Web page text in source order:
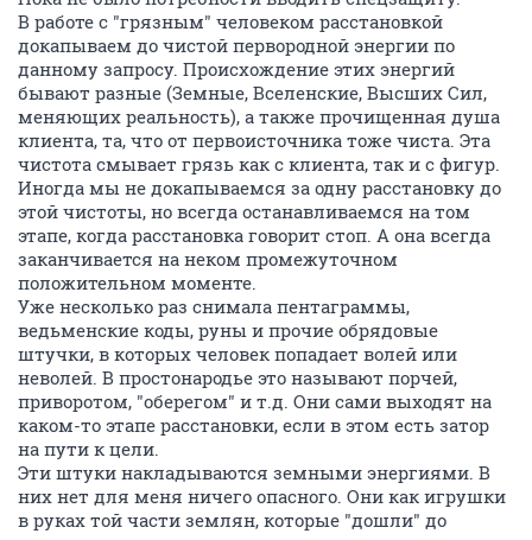
В работе с "грязным" человеком расстановкой
докапываем до чистой первородной энергии по
данному запросу. Происхождение этих энергий
бывают разные (Земные, Вселенские, Высших Сил,
меняющих реальность), а также прочищенная душа
клиента, та, что от первоисточника тоже чиста. Эта
чистота смывает грязь как с клиента, так и с фигур.
Иногда мы не докапываемся за одну расстановку до
этой чистоты, но всегда останавливаемся на том
этапе, когда расстановка говорит стоп. А она всегда
заканчивается на неком промежуточном
положительном моменте.
Уже несколько раз снимала пентаграммы,
ведьменские коды, руны и прочие обрядовые
штучки, в которых человек попадает волей или
неволей. В простонародье это называют порчей,
приворотом, "оберегом" и т.д. Они сами выходят на
каком-то этапе расстановки, если в этом есть затор
на пути к цели.
Эти штуки накладываются земными энергиями. В
них нет для меня ничего опасного. Они как игрушки
в руках той части землян, которые "дошли" до